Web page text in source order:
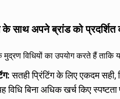
उनकी शेल्फ लाइफ को
के साथ अपने ब्रांड को
मुद्रण विधियों का उपयोग करते हैं
सतही प्रिंटिंग के लिए एकदम
विधि बिना अधिक खर्च किए